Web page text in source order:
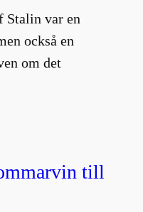
Stalin var en
också en
om det
till